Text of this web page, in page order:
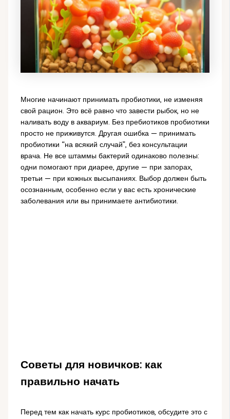
Многие начинают принимать пробиотики, не изменяя
свой рацион. Это всё равно что завести рыбок, но не
наливать воду в аквариум. Без пребиотиков пробиотики
просто не приживутся. Другая ошибка — принимать
пробиотики “на всякий случай”, без консультации
врача. Не все штаммы бактерий одинаково полезны:
одни помогают при диарее, другие — при запорах,
третьи — при кожных высыпаниях. Выбор должен быть
осознанным, особенно если у вас есть хронические
заболевания или вы принимаете антибиотики.
Советы для новичков: как
правильно начать
Перед тем как начать курс пробиотиков, обсудите это с